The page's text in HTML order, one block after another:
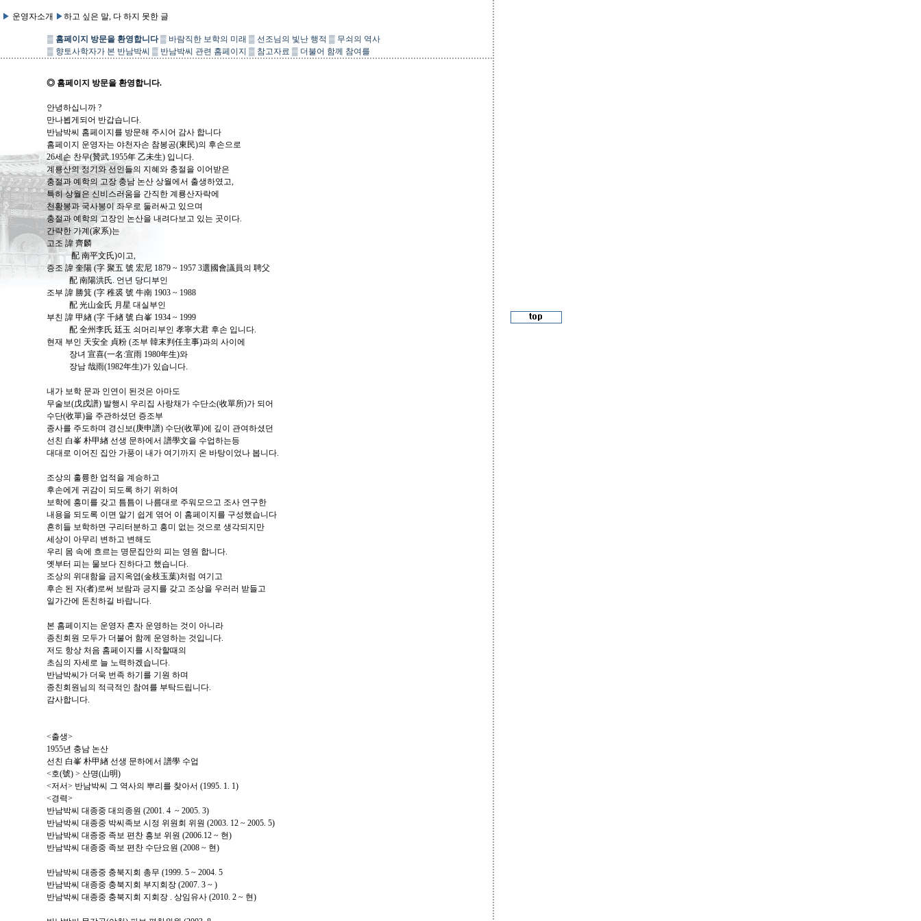
▶ 운영자소개 ▶하고 싶은 말, 다 하지 못한 글
▒ 홈페이지 방문을 환영합니다 ▒ 바람직한 보학의 미래 ▒ 선조님의 빛난 행적 ▒ 무쇠의 역사
▒ 향토사학자가 본 반남박씨 ▒ 반남박씨 관련 홈페이지 ▒ 참고자료 ▒ 더불어 함께 참여를
◎ 홈페이지 방문을 환영합니다.
안녕하십니까 ?
만나뵙게되어 반갑습니다.
반남박씨 홈페이지를 방문해 주시어 감사 합니다
홈페이지 운영자는 야천자손 참봉공(東民)의 후손으로
26세손 찬무(贊武.1955年 乙未生) 입니다.
계룡산의 정기와 선인들의 지혜와 충절을 이어받은
충절과 예학의 고장 충남 논산 상월에서 출생하였고,
특히 상월은 신비스러움을 간직한 계룡산자락에
천황봉과 국사봉이 좌우로 둘러싸고 있으며
충절과 예학의 고장인 논산을 내려다보고 있는 곳이다.
간략한 가계(家系)는
고조 諱 齊麟
配 南平文氏)이고,
증조 諱 奎陽 (字 聚五 號 宏尼 1879 ~ 1957 3選國會議員의 聘父
配 南陽洪氏. 언년 당디부인
조부 諱 勝箕 (字 稚裘 號 牛南 1903 ~ 1988
配 光山金氏 月星 대실부인
부친 諱 甲緖 (字 千緖 號 白峯 1934 ~ 1999
配 全州李氏 廷玉 쇠머리부인 孝寧大君 후손 입니다.
현재 부인 天安全 貞粉 (조부 韓末判任主事)과의 사이에
장녀 宣喜(一名:宣雨 1980年生)와
장남 哉雨(1982年生)가 있습니다.
내가 보학 문과 인연이 된것은 아마도
무술보(戊戌譜) 발행시 우리집 사랑채가 수단소(收單所)가 되어
수단(收單)을 주관하셨던 증조부
종사를 주도하며 경신보(庚申譜) 수단(收單)에 깊이 관여하셨던
선친 白峯 朴甲緖 선생 문하에서 譜學文을 수업하는등
대대로 이어진 집안 가풍이 내가 여기까지 온 바탕이었나 봅니다.
조상의 훌륭한 업적을 계승하고
후손에게 귀감이 되도록 하기 위하여
보학에 흥미를 갖고 틈틈이 나름대로 주워모으고 조사 연구한
내용을 되도록 이면 알기 쉽게 엮어 이 홈페이지를 구성했습니다
흔히들 보학하면 구리터분하고 흥미 없는 것으로 생각되지만
세상이 아무리 변하고 변해도
우리 몸 속에 흐르는 명문집안의 피는 영원 합니다.
옛부터 피는 물보다 진하다고 했습니다.
조상의 위대함을 금지옥엽(金枝玉葉)처럼 여기고
후손 된 자(者)로써 보람과 긍지를 갖고 조상을 우러러 받들고
일가간에 돈친하길 바랍니다.
본 홈페이지는 운영자 혼자 운영하는 것이 아니라
종친회원 모두가 더불어 함께 운영하는 것입니다.
저도 항상 처음 홈페이지를 시작할때의
초심의 자세로 늘 노력하겠습니다.
반남박씨가 더욱 번족 하기를 기원 하며
종친회원님의 적극적인 참여를 부탁드립니다.
감사합니다.
<출생>
1955년 충남 논산
선친 白峯 朴甲緖 선생 문하에서 譜學 수업
<호(號) > 산명(山明)
<저서> 반남박씨 그 역사의 뿌리를 찾아서 (1995. 1. 1)
<경력>
반남박씨 대종중 대의종원 (2001. 4 ~ 2005. 3)
반남박씨 대종중 박씨족보 시정 위원회 위원 (2003. 12 ~ 2005. 5)
반남박씨 대종중 족보 편찬 흥보 위원 (2006.12 ~ 현)
반남박씨 대종중 족보 편찬 수단요원 (2008 ~ 현)
반남박씨 대종중 충북지회 총무 (1999. 5 ~ 2004. 5
반남박씨 대종중 충북지회 부지회장 (2007. 3 ~ )
반남박씨 대종중 충북지회 지회장 . 상임유사 (2010. 2 ~ 현)